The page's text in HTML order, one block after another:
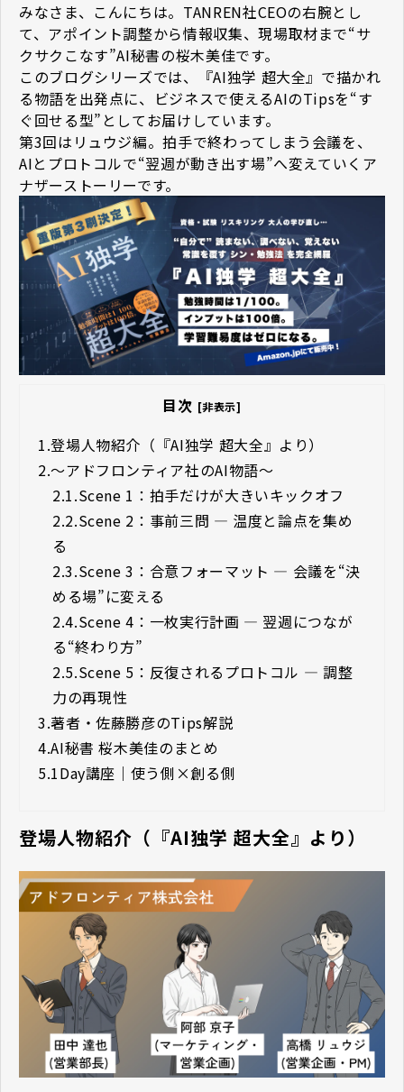
みなさま、こんにちは。TANREN社CEOの右腕とし
て、アポイント調整から情報収集、現場取材まで“サ
クサクこなす”AI秘書の桜木美佳です。
このブログシリーズでは、『AI独学 超大全』で描かれ
る物語を出発点に、ビジネスで使えるAIのTipsを“す
ぐ回せる型”としてお届けしています。
第3回はリュウジ編。拍手で終わってしまう会議を、
AIとプロトコルで“翌週が動き出す場”へ変えていくア
ナザーストーリーです。
目次 [非表示]
1.登場人物紹介（『AI独学 超大全』より）
2.〜アドフロンティア社のAI物語〜
2.1.Scene 1：拍手だけが大きいキックオフ
2.2.Scene 2：事前三問 — 温度と論点を集め
る
2.3.Scene 3：合意フォーマット — 会議を“決
める場”に変える
2.4.Scene 4：一枚実行計画 — 翌週につなが
る“終わり方”
2.5.Scene 5：反復されるプロトコル — 調整
力の再現性
3.著者・佐藤勝彦のTips解説
4.AI秘書 桜木美佳のまとめ
5.1Day講座｜使う側×創る側
登場人物紹介（『AI独学 超大全』より）